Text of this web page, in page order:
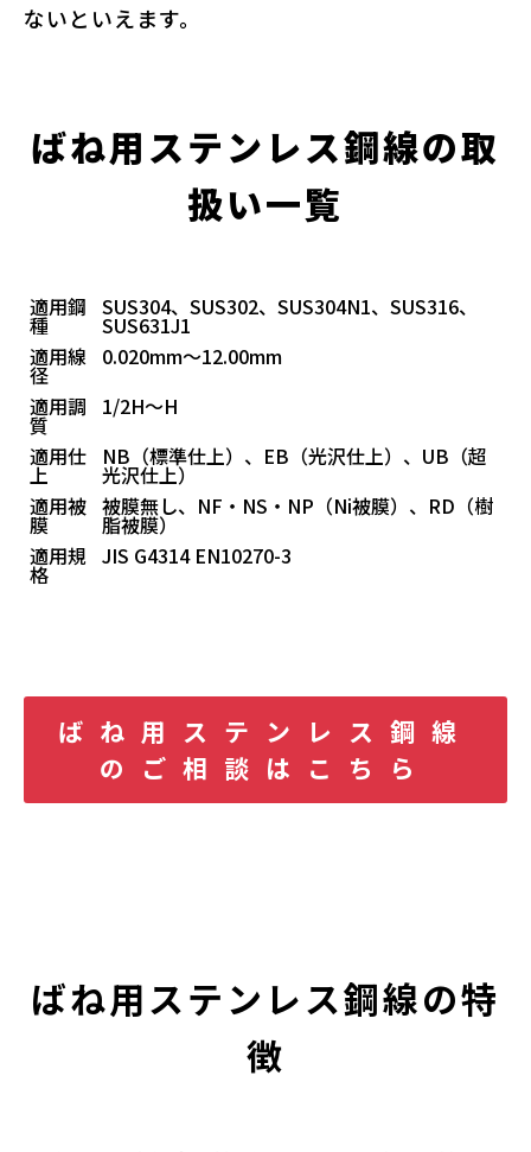
ないといえます。
ばね用ステンレス鋼線の取
扱い一覧
適用鋼
種
SUS304、SUS302、SUS304N1、SUS316、
SUS631J1
適用線
径
0.020mm～12.00mm
適用調
質
1/2H～H
適用仕
上
NB（標準仕上）、EB（光沢仕上）、UB（超
光沢仕上）
適用被
膜
被膜無し、NF・NS・NP（Ni被膜）、RD（樹
脂被膜）
適用規
格
JIS G4314 EN10270-3
ばね用ステンレス鋼線
のご相談はこちら
ばね用ステンレス鋼線の特
徴